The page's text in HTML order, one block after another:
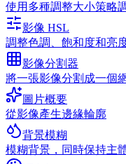
使用多種調整大小策略
影像 HSL
調整色調、飽和度和亮
影像分割器
將一張影像分割成一個
圖片概要
從影像產生邊緣輪廓
背景模糊
模糊背景，同時保持主